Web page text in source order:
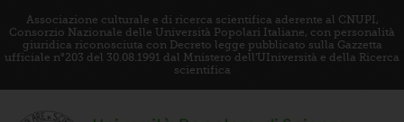
Associazione culturale e di ricerca scientifica aderente al CNUPI,
Consorzio Nazionale delle Università Popolari Italiane, con personalità
giuridica riconosciuta con Decreto legge pubblicato sulla Gazzetta
ufficiale n°203 del 30.08.1991 dal Mnistero dell'UIniversità e della Ricerca
scientifica